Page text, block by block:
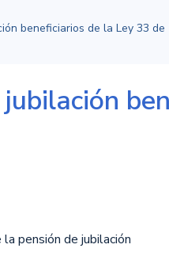
beneficiarios de la Ley 33 de
pensión de jubilación